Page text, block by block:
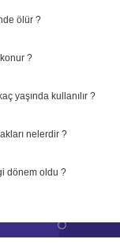
ölür ?
?
yaşında kullanılır ?
nelerdir ?
dönem oldu ?